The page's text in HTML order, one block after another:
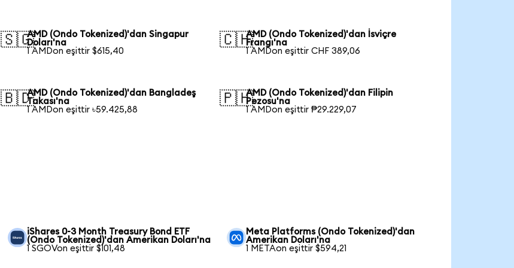
🇸🇬AMD (Ondo Tokenized)'dan Singapur
Doları'na
1 AMDon eşittir $615,40
🇨🇭AMD (Ondo Tokenized)'dan İsviçre
Frangı'na
1 AMDon eşittir CHF 389,06
🇧🇩AMD (Ondo Tokenized)'dan Bangladeş
Takası'na
1 AMDon eşittir ৳59.425,88
🇵🇭AMD (Ondo Tokenized)'dan Filipin
Pezosu'na
1 AMDon eşittir ₱29.229,07
iShares 0-3 Month Treasury Bond ETF
(Ondo Tokenized)'dan Amerikan Doları'na
1 SGOVon eşittir $101,48
Meta Platforms (Ondo Tokenized)'dan
Amerikan Doları'na
1 METAon eşittir $594,21